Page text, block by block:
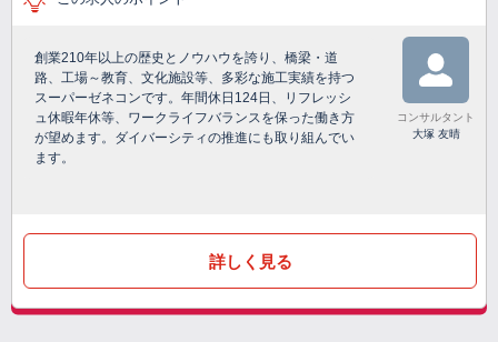
創業210年以上の歴史とノウハウを誇り、橋梁・道
路、工場～教育、文化施設等、多彩な施工実績を持つ
スーパーゼネコンです。年間休日124日、リフレッシ
ュ休暇年休等、ワークライフバランスを保った働き方
が望めます。ダイバーシティの推進にも取り組んでい
ます。
コンサルタント
大塚 友晴
詳しく見る